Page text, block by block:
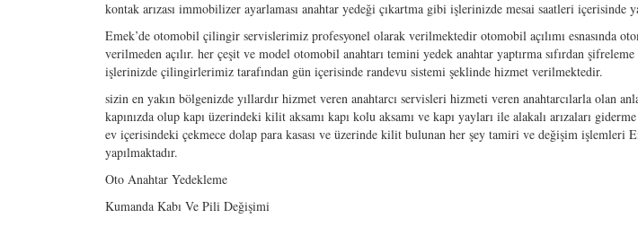
kontak arızası immobilizer ayarlaması anahtar yedeği çıkartma gibi işlerinizde mesai saatleri içerisinde
Emek’de otomobil çilingir servislerimiz profesyonel olarak verilmektedir otomobil açılımı esnasında
verilmeden açılır. her çeşit ve model otomobil anahtarı temini yedek anahtar yaptırma sıfırdan
işlerinizde çilingirlerimiz tarafından gün içerisinde randevu sistemi şeklinde hizmet verilmektedir.
sizin en yakın bölgenizde yıllardır hizmet veren anahtarcı servisleri hizmeti veren anahtarcılarla olan
kapınızda olup kapı üzerindeki kilit aksamı kapı kolu aksamı ve kapı yayları ile alakalı arızaları
ev içerisindeki çekmece dolap para kasası ve üzerinde kilit bulunan her şey tamiri ve değişim işlemleri
yapılmaktadır.
Oto Anahtar Yedekleme
Kumanda Kabı Ve Pili Değişimi